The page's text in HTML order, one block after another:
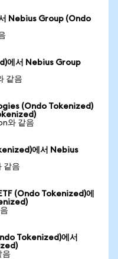
Nebius Group (Ondo
에서 Nebius Group
같음
(Ondo Tokenized)
와 같음
에서 Nebius
같음
(Ondo Tokenized)에
Tokenized)에서
음